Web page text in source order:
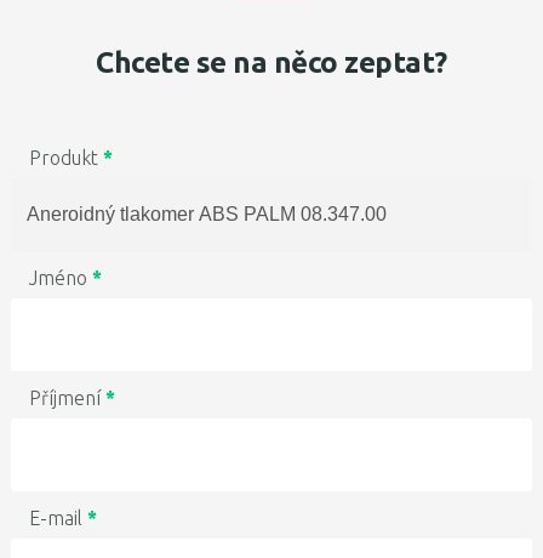
Chcete se na něco zeptat?
Produkt*
Jméno *
Příjmení*
E-mail *